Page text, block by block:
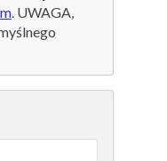
. UWAGA,